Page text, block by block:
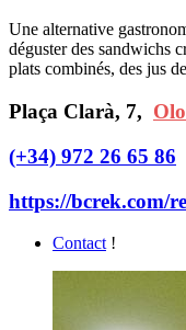
Une alternative
déguster des sandwichs
plats combinés, des jus
Plaça Clarà, 7,
(+34) 972 26 65 86
https://bcrek.com/
Contact !